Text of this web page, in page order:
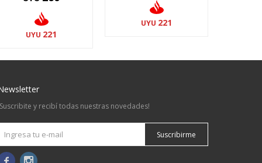
UYU 221
UYU 221
y recibí todas nuestras novedades!
Suscribirme
 